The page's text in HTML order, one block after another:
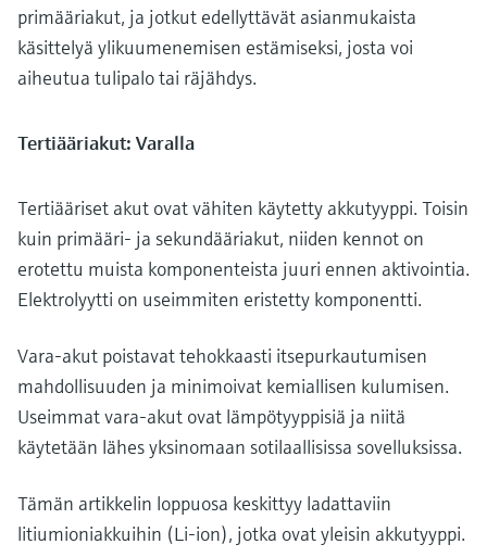
primääriakut, ja jotkut edellyttävät asianmukaista
käsittelyä ylikuumenemisen estämiseksi, josta voi
aiheutua tulipalo tai räjähdys.
Tertiääriakut: Varalla
Tertiääriset akut ovat vähiten käytetty akkutyyppi. Toisin
kuin primääri- ja sekundääriakut, niiden kennot on
erotettu muista komponenteista juuri ennen aktivointia.
Elektrolyytti on useimmiten eristetty komponentti.
Vara-akut poistavat tehokkaasti itsepurkautumisen
mahdollisuuden ja minimoivat kemiallisen kulumisen.
Useimmat vara-akut ovat lämpötyyppisiä ja niitä
käytetään lähes yksinomaan sotilaallisissa sovelluksissa.
Tämän artikkelin loppuosa keskittyy ladattaviin
litiumioniakkuihin (Li-ion), jotka ovat yleisin akkutyyppi.